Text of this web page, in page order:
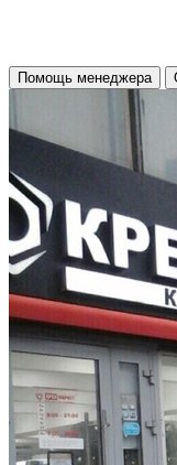
Помощь менеджера